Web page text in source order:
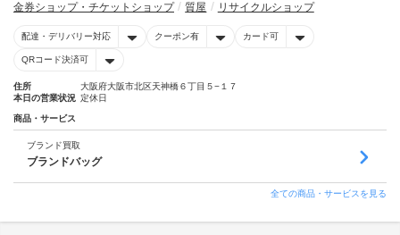
金券ショップ・チケットショップ 質屋 リサイクルショップ
配達・デリバリー対応 クーポン有 カード可
QRコード決済可
住所
大阪府大阪市北区天神橋６丁目５−１７
本日の営業状況 定休日
商品・サービス
ブランド買取
ブランドバッグ
全ての商品・サービスを見る